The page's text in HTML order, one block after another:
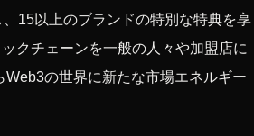
15以上のブランドの特別な特典を享
クチェーンを一般の人々や加盟店に
の世界に新たな市場エネルギー